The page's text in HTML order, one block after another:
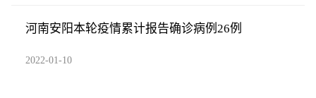
河南安阳本轮疫情累计报告确诊病例26例
2022-01-10